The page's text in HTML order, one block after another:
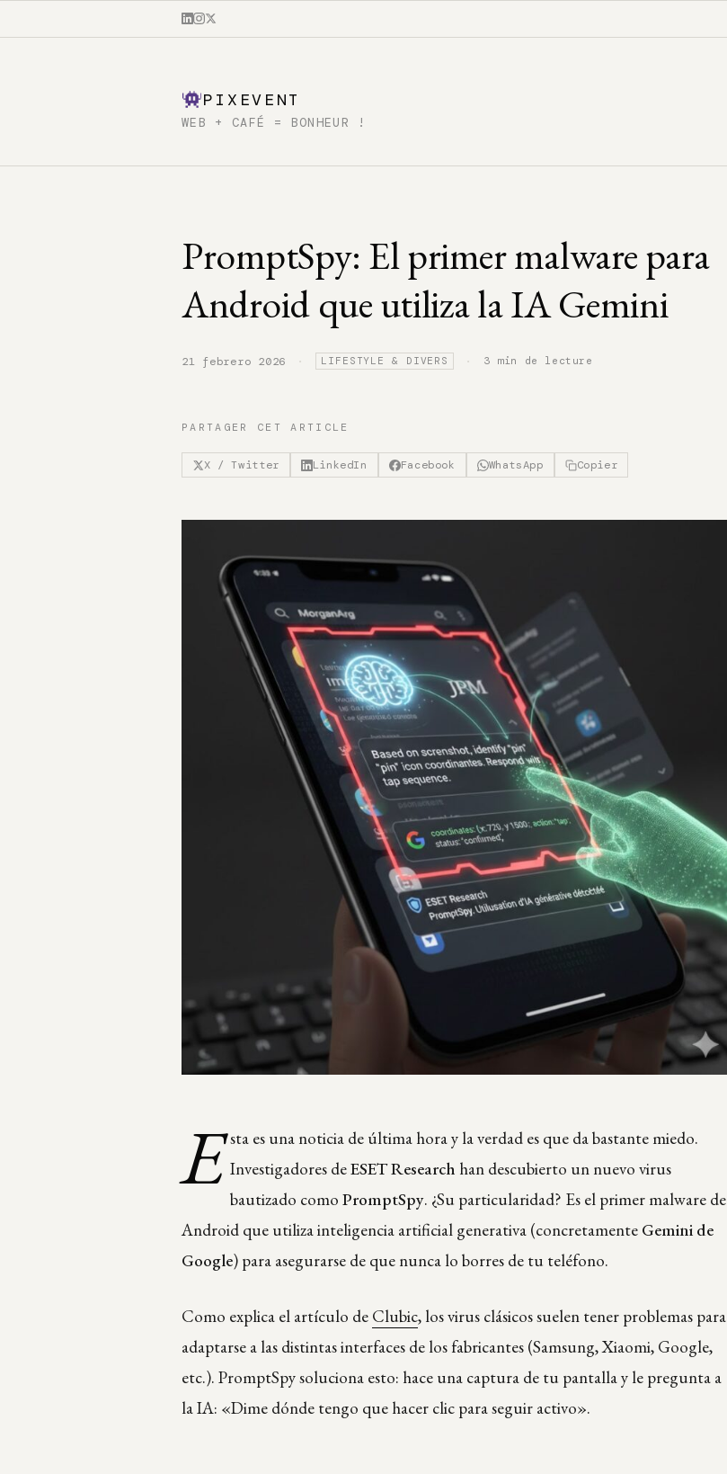
PIXEVENT
WEB + CAFÉ = BONHEUR !
PromptSpy: El primer malware para
Android que utiliza la IA Gemini
21 febrero 2026 · LIFESTYLE & DIVERS · 3 min de lecture
PARTAGER CET ARTICLE
X / Twitter LinkedIn Facebook WhatsApp Copier
E sta es una noticia de última hora y la verdad es que da bastante miedo.
Investigadores deESET Research han descubierto un nuevo virus
bautizado como PromptSpy. ¿Su particularidad? Es el primer malware de
Android que utiliza inteligencia artificial generativa (concretamente Gemini de
Google) para asegurarse de que nunca lo borres de tu teléfono.
Como explica el artículo de Clubic, los virus clásicos suelen tener problemas para
adaptarse a las distintas interfaces de los fabricantes (Samsung, Xiaomi, Google,
etc.). PromptSpy soluciona esto: hace una captura de tu pantalla y le pregunta a
la IA: «Dime dónde tengo que hacer clic para seguir activo».